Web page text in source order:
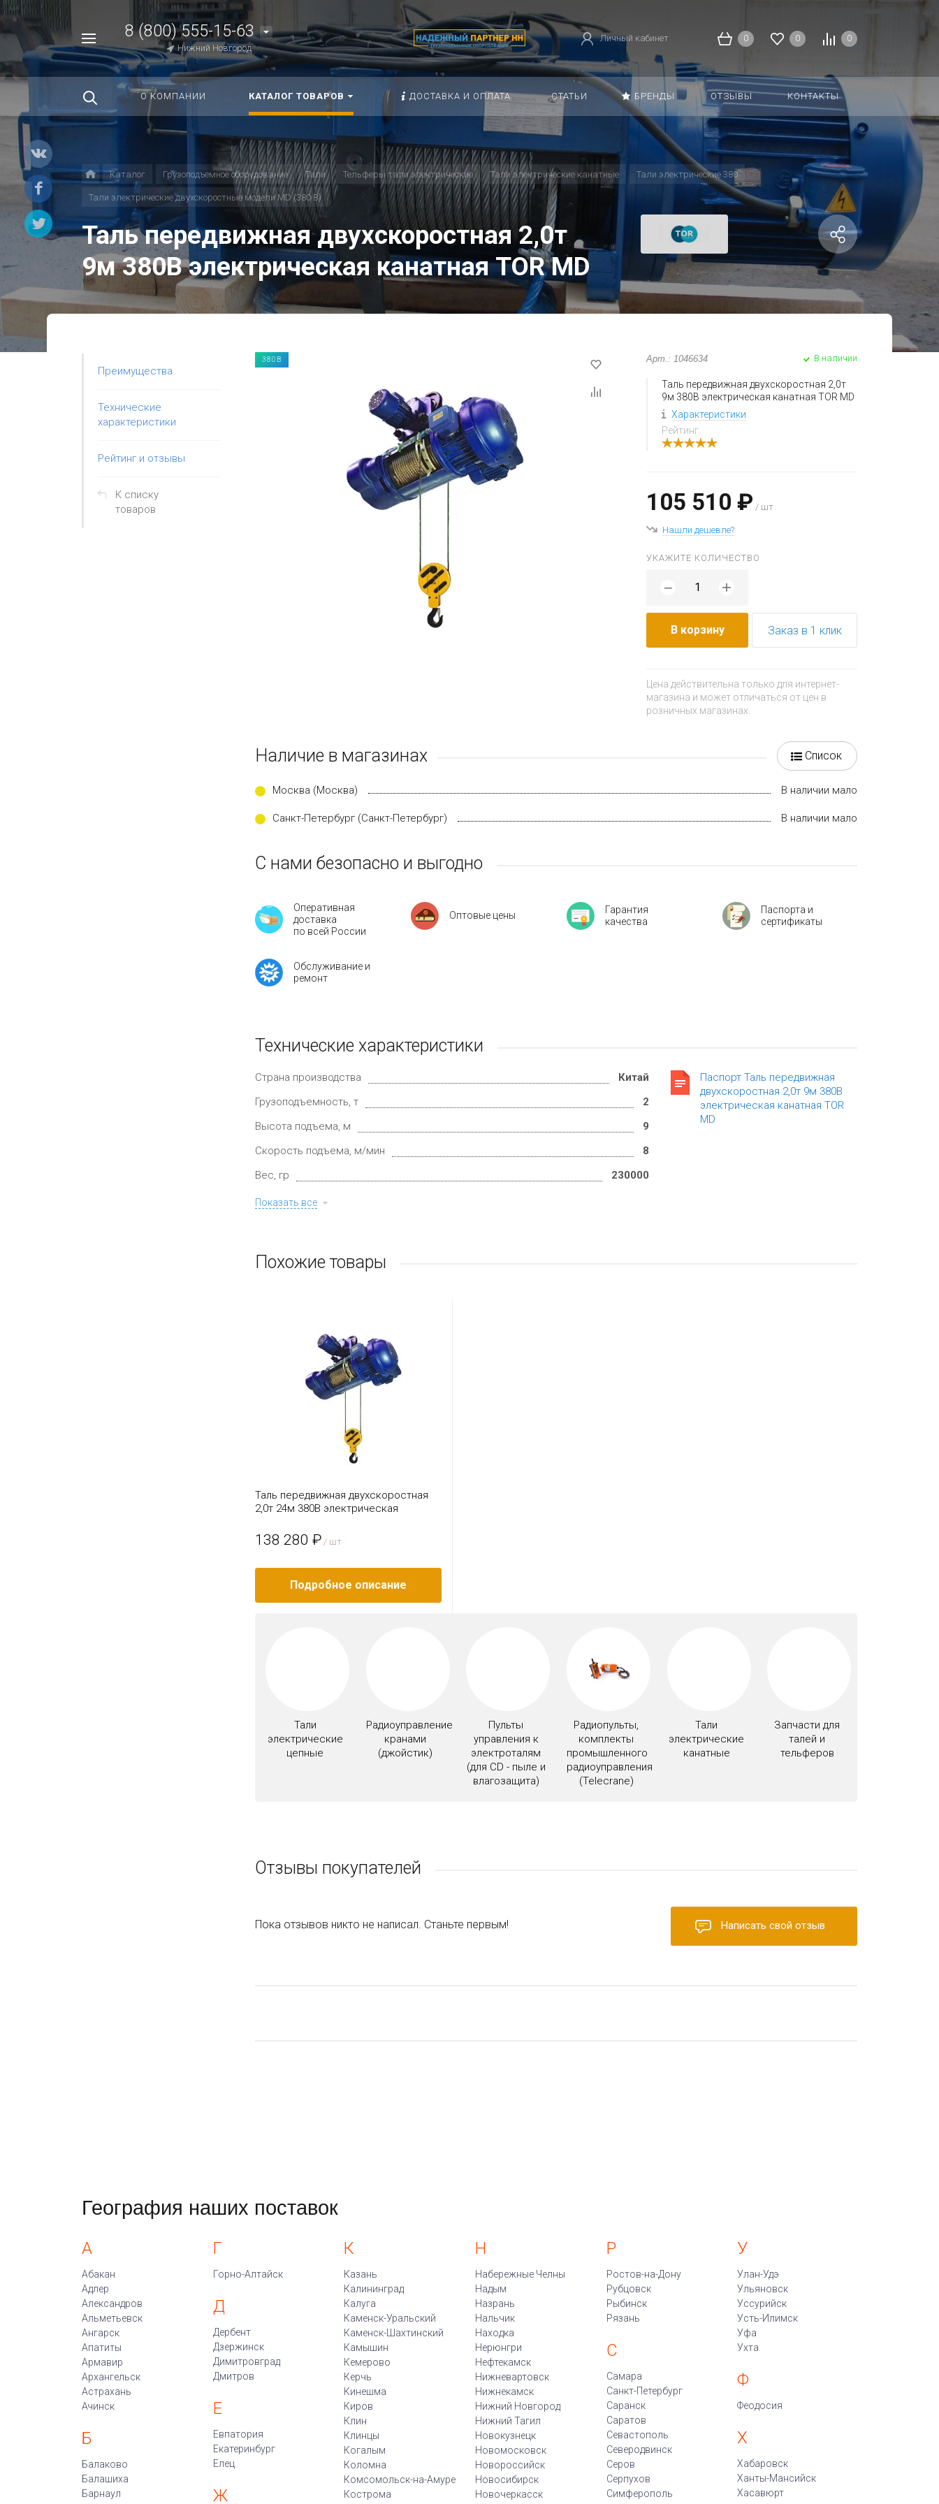
вездеНайти
Например,
Строп
8 (800) 555-15-63
Нижний Новгород
Личный кабинет 0 0 0
О КОМПАНИИ КАТАЛОГ ТОВАРОВ ДОСТАВКА И ОПЛАТА СТАТЬИ БРЕНДЫ ОТЗЫВЫ КОНТАКТЫ
Каталог Грузоподъемное оборудование Тали Тельферы тали электрические Тали электрические канатные Тали электрические 380
Тали электрические двухскоростные модели MD (380 В)
Таль передвижная двухскоростная 2,0т
9м 380В электрическая канатная TOR MD
Преимущества
Технические
характеристики
Рейтинг и отзывы
К списку
товаров
380В Арт.: 1046634 В наличии
Таль передвижная двухскоростная 2,0т
9м 380В электрическая канатная TOR MD
Характеристики
Рейтинг
105 510 ₽ / шт
Нашли дешевле?
УКАЖИТЕ КОЛИЧЕСТВО
− +
В корзину Заказ в 1 клик
Цена действительна только для интернет-
магазина и может отличаться от цен в
розничных магазинах.
Наличие в магазинах Список
Москва (Москва) В наличии мало
Санкт-Петербург (Санкт-Петербург) В наличии мало
С нами безопасно и выгодно
Оперативная
доставка
по всей России
Оптовые цены
Гарантия
качества
Паспорта и
сертификаты
Обслуживание и
ремонт
Технические характеристики
Страна производства
Китай
Грузоподъемность, т
2
Высота подъема, м
9
Скорость подъема, м/мин
8
Вес, гр
230000
Показать все
Паспорт Таль передвижная
двухскоростная 2,0т 9м 380В
электрическая канатная TOR
MD
Похожие товары
Таль передвижная двухскоростная
2,0т 24м 380В электрическая
138 280 ₽ / шт
Подробное описание
Тали
электрические
цепные
Радиоуправление
кранами
(джойстик)
Пульты
управления к
электроталям
(для CD - пыле и
влагозащита)
Радиопульты,
комплекты
промышленного
радиоуправления
(Telecrane)
Тали
электрические
канатные
Запчасти для
талей и
тельферов
Отзывы покупателей
Написать свой отзыв
Пока отзывов никто не написал. Станьте первым!
География наших поставок
А
Абакан
Адлер
Александров
Альметьевск
Ангарск
Апатиты
Армавир
Архангельск
Астрахань
Ачинск
Б
Балаково
Балашиха
Барнаул
Г
Горно-Алтайск
Д
Дербент
Дзержинск
Димитровград
Дмитров
Е
Евпатория
Екатеринбург
Елец
Ж
К
Казань
Калининград
Калуга
Каменск-Уральский
Каменск-Шахтинский
Камышин
Кемерово
Керчь
Кинешма
Киров
Клин
Клинцы
Когалым
Коломна
Комсомольск-на-Амуре
Кострома
Н
Набережные Челны
Надым
Назрань
Нальчик
Находка
Нерюнгри
Нефтекамск
Нижневартовск
Нижнекамск
Нижний Новгород
Нижний Тагил
Новокузнецк
Новомосковск
Новороссийск
Новосибирск
Новочеркасск
Р
Ростов-на-Дону
Рубцовск
Рыбинск
Рязань
С
Самара
Санкт-Петербург
Саранск
Саратов
Севастополь
Северодвинск
Серов
Серпухов
Симферополь
У
Улан-Удэ
Ульяновск
Уссурийск
Усть-Илимск
Уфа
Ухта
Ф
Феодосия
Х
Хабаровск
Ханты-Мансийск
Хасавюрт